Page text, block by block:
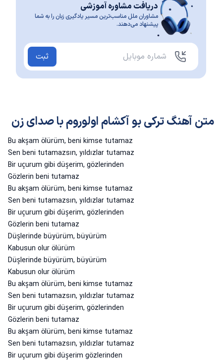
دریافت مشاوره آموزشی
مشاوران ملل مناسب‌ترین مسیر یادگیری زبان را به شما
پیشنهاد می‌دهند.
ثبت
متن آهنگ ترکی بو آکشام اولوروم با صدای زن
Bu akşam ölürüm, beni kimse tutamaz
Sen beni tutamazsın, yıldızlar tutamaz
Bir uçurum gibi düşerim, gözlerinden
Gözlerin beni tutamaz
Bu akşam ölürüm, beni kimse tutamaz
Sen beni tutamazsın, yıldızlar tutamaz
Bir uçurum gibi düşerim, gözlerinden
Gözlerin beni tutamaz
Düşlerinde büyürüm, büyürüm
Kabusun olur ölürüm
Düşlerinde büyürüm, büyürüm
Kabusun olur ölürüm
Bu akşam ölürüm, beni kimse tutamaz
Sen beni tutamazsın, yıldızlar tutamaz
Bir uçurum gibi düşerim, gözlerinden
Gözlerin beni tutamaz
Bu akşam ölürüm, beni kimse tutamaz
Sen beni tutamazsın, yıldızlar tutamaz
Bir uçurum gibi düşerim gözlerinden